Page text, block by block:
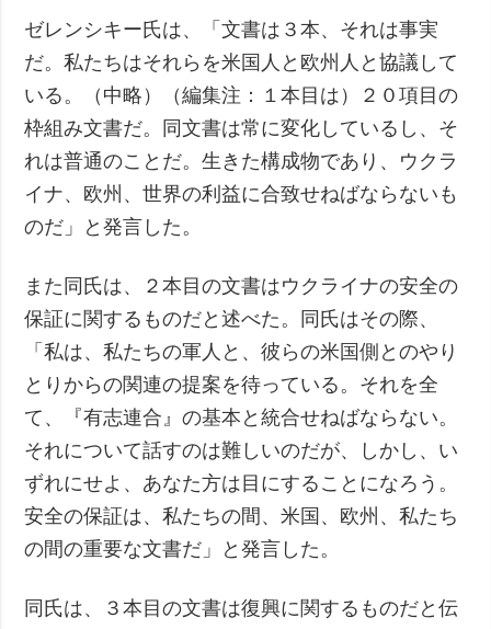
ゼレンシキー氏は、「文書は３本、それは事実
だ。私たちはそれらを米国人と欧州人と協議して
いる。（中略）（編集注：１本目は）２０項目の
枠組み文書だ。同文書は常に変化しているし、そ
れは普通のことだ。生きた構成物であり、ウクラ
イナ、欧州、世界の利益に合致せねばならないも
のだ」と発言した。
また同氏は、２本目の文書はウクライナの安全の
保証に関するものだと述べた。同氏はその際、
「私は、私たちの軍人と、彼らの米国側とのやり
とりからの関連の提案を待っている。それを全
て、『有志連合』の基本と統合せねばならない。
それについて話すのは難しいのだが、しかし、い
ずれにせよ、あなた方は目にすることになろう。
安全の保証は、私たちの間、米国、欧州、私たち
の間の重要な文書だ」と発言した。
同氏は、３本目の文書は復興に関するものだと伝